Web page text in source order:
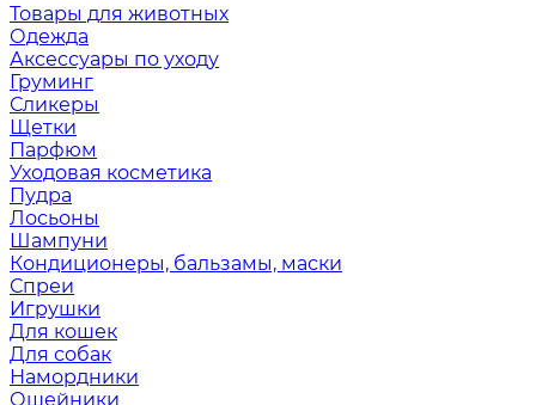
Товары для животных
Одежда
Аксессуары по уходу
Груминг
Сликеры
Щетки
Парфюм
Уходовая косметика
Пудра
Лосьоны
Шампуни
Кондиционеры, бальзамы, маски
Спреи
Игрушки
Для кошек
Для собак
Намордники
Ошейники